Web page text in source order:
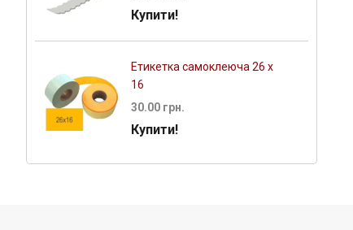
Купити!
Етикетка самоклеюча 26 х
16
30.00 грн.
Купити!